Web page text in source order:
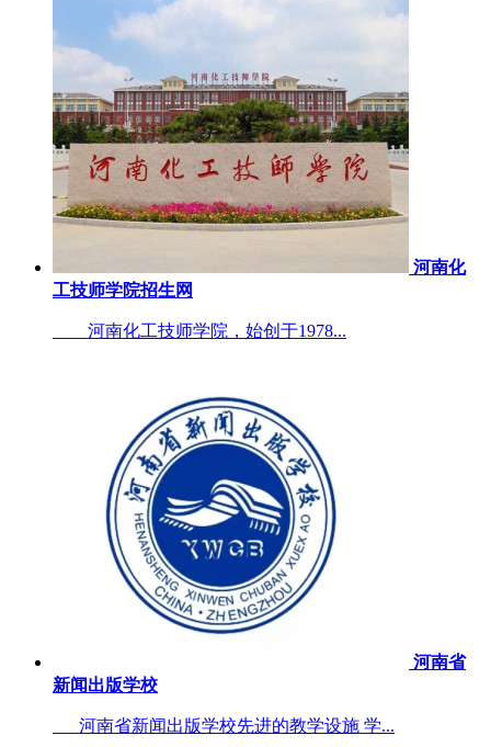
河南化
工技师学院招生网
河南化工技师学院，始创于1978...
河南省
新闻出版学校
河南省新闻出版学校先进的教学设施 学...